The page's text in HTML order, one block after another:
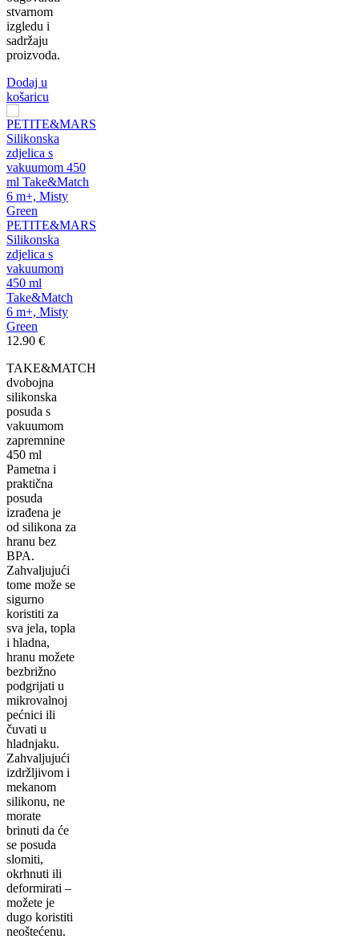
stvarnom
izgledu i
sadržaju
proizvoda.
Dodaj u
košaricu
PETITE&MARS
Silikonska
zdjelica s
vakuumom
450 ml
Take&Match
6 m+, Misty
Green
12.90 €
TAKE&MATCH
dvobojna
silikonska
posuda s
vakuumom
zapremnine
450 ml
Pametna i
praktična
posuda
izrađena je
od silikona za
hranu bez
BPA.
Zahvaljujući
tome može se
sigurno
koristiti za
sva jela, topla
i hladna,
hranu možete
bezbrižno
podgrijati u
mikrovalnoj
pećnici ili
čuvati u
hladnjaku.
Zahvaljujući
izdržljivom i
mekanom
silikonu, ne
morate
brinuti da će
se posuda
slomiti,
okrhnuti ili
deformirati –
možete je
dugo koristiti
neoštećenu.